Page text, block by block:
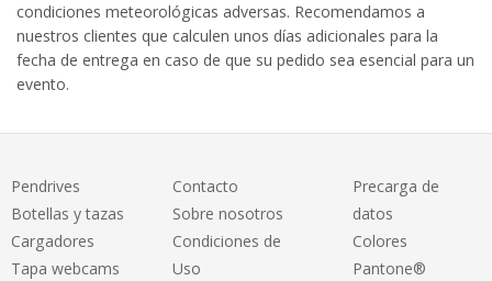
condiciones meteorológicas adversas. Recomendamos a
nuestros clientes que calculen unos días adicionales para la
fecha de entrega en caso de que su pedido sea esencial para un
evento.
Pendrives
Botellas y tazas
Cargadores
Tapa webcams
Contacto
Sobre nosotros
Condiciones de
Uso
Precarga de
datos
Colores
Pantone®